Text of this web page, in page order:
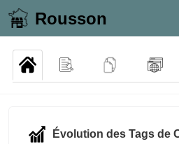
Rousson
Évolution des Tags de